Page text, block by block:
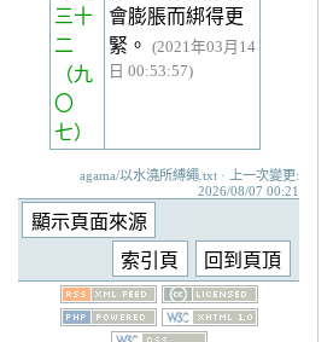
三十
二
（九
〇
七）
會膨脹而綁得更
緊。
(2021年03月14
日 00:53:57)
agama/以水澆所縛繩.txt · 上一次變更:
2026/08/07 00:21